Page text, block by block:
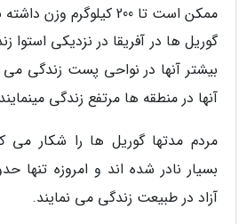
ممکن است تا 200 کیلوگرم وزن داشته باشند.
گوریل ها در آفریقا در نزدیکی استوا
بیشتر آنها در نواحی پست زندگی می
آنها در منطقه ها مرتفع زندگی
مردم مدتها گوریل ها را شکار می
آزاد در طبیعت زندگی می نمایند.